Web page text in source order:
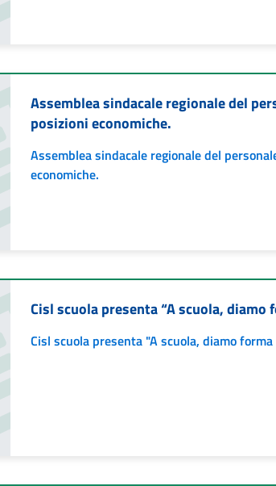
Assemblea sindacale regionale del
posizioni economiche.
Assemblea sindacale regionale del
economiche.
Cisl scuola presenta “A scuola,
Cisl scuola presenta "A scuola, diamo